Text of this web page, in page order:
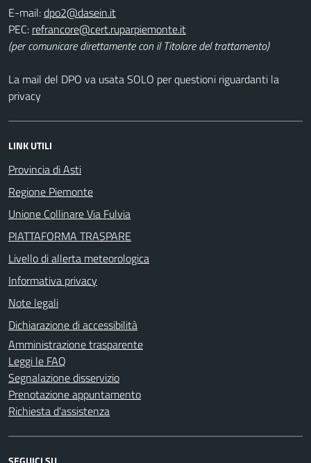
E-mail:
PEC:
(per comunicare direttamente con il Titolare del trattamento)
La mail del DPO va usata SOLO per questioni riguardanti la
privacy
LINK UTILI
Provincia di Asti
Regione Piemonte
Unione Collinare Via Fulvia
PIATTAFORMA TRASPARE
Livello di allerta meteorologica
Informativa privacy
Note legali
Dichiarazione di accessibilità
Amministrazione trasparente
Leggi le FAQ
Segnalazione disservizio
Prenotazione appuntamento
Richiesta d'assistenza